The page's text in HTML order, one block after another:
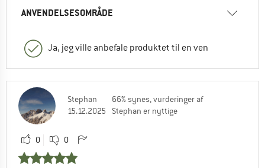
ANVENDELSESOMRÅDE
Ja, jeg ville anbefale produktet til en ven
Stephan
15.12.2025
66% synes, vurderinger af
Stephan er nyttige
0 0